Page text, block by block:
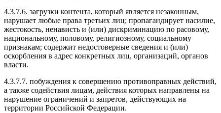
4.3.7.6. загрузки контента, который является незаконным,
нарушает любые права третьих лиц; пропагандирует насилие,
жестокость, ненависть и (или) дискриминацию по расовому,
национальному, половому, религиозному, социальному
признакам; содержит недостоверные сведения и (или)
оскорбления в адрес конкретных лиц, организаций, органов
власти.
4.3.7.7. побуждения к совершению противоправных действий,
а также содействия лицам, действия которых направлены на
нарушение ограничений и запретов, действующих на
территории Российской Федерации.